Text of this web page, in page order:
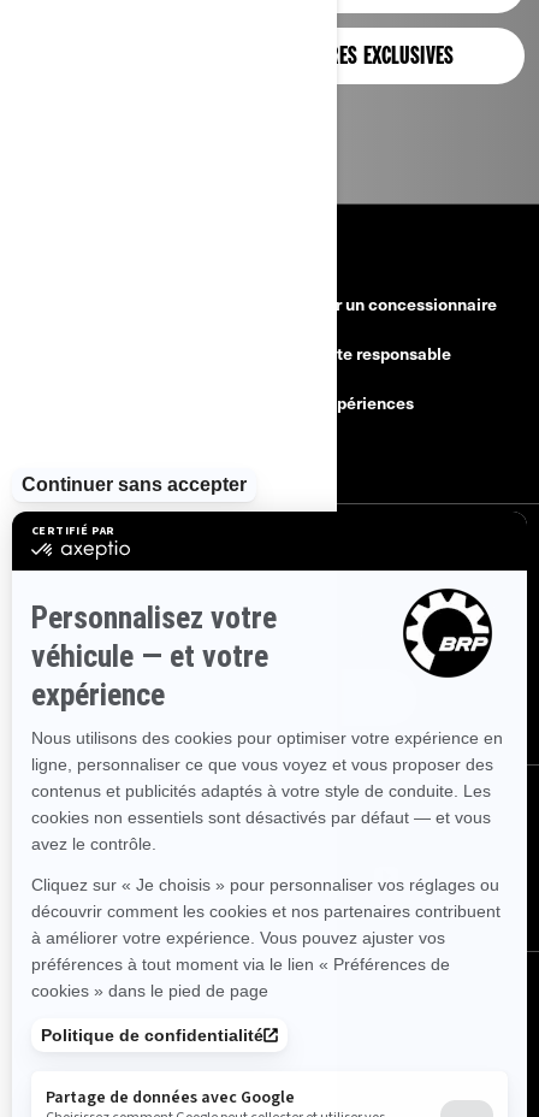
OFFRES EXCLUSIVES
Devenir un concessionnaire
Conduite responsable
BRP Expériences
Inscrivez-vous à nos courriels. Recevez les dernières nouvelles, les
événements et les offres.
SUIVEZ NOUS